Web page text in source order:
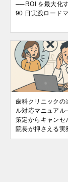
──ROI を最大化
90 日実践ロード
歯科クリニックの
ル対応マニュア
策定からキャンセ
院長が押さえる実